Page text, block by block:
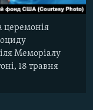
церемонія
Меморіалу
18 травня